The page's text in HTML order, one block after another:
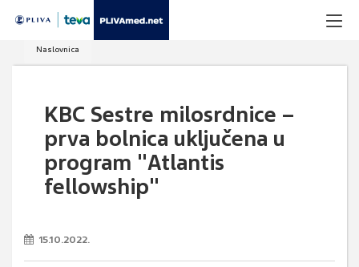
Naslovnica
KBC Sestre milosrdnice –
prva bolnica uključena u
program "Atlantis
fellowship"
15.10.2022.